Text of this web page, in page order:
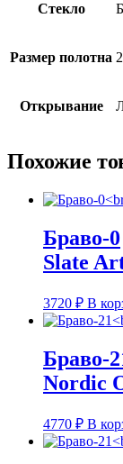
Стекло
Размер полотна
Открывание
Похожие
Браво-0
Slate
3720 ₽ В
Браво-
Nordic
4770 ₽ В